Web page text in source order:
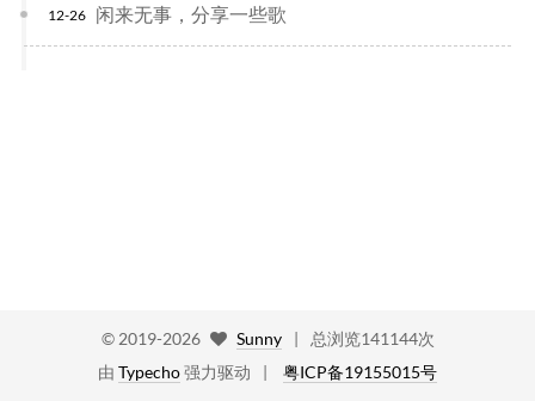
闲来无事，分享一些歌
12-26
© 2019-2026 Sunny |
总浏览141144次
由 Typecho强力驱动 粤ICP备19155015号